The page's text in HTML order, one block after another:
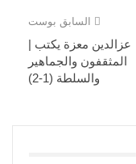
السابق بوست
عزالدين معزة يكتب |
المثقفون والجماهير
والسلطة (1-2)